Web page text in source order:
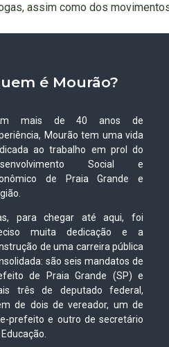
assim como dos
é Mourão?
mais de 40 anos de
Mourão tem uma vida
ao trabalho em prol do
Social e
de Praia Grande e
para chegar até aqui, foi
muita dedicação e a
de uma carreira pública
são seis mandatos de
de Praia Grande (SP) e
três de deputado federal,
de dois de vereador, um de
prefeito e outro de secretário